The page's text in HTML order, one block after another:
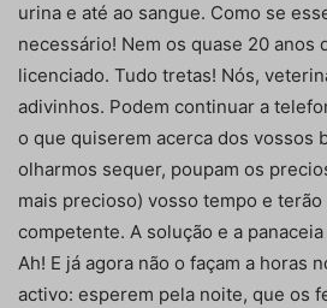
urina e até ao sangue. Como se
necessário! Nem os quase 20 anos
licenciado. Tudo tretas! Nós,
adivinhos. Podem continuar a
o que quiserem acerca dos vossos
olharmos sequer, poupam os
mais precioso) vosso tempo e
competente. A solução e a
Ah! E já agora não o façam a horas
activo: esperem pela noite, que os